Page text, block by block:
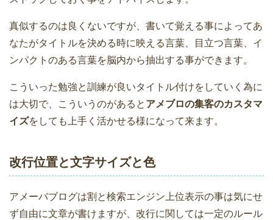
真似するのは良くないですが、書いて覚える事によってあ
なたがタイトルを決める時に映える言葉、目立つ言葉、イ
ンパクトのある言葉を脳内から抽出する事ができます。
こういった勉強と訓練が良いタイトル付けをしていく為に
は大切で、こういうのがあると アメブロの集客のカスタマ
イズをしても上手く活かせる様になって来ます。
改行位置と文字サイズと色
アメーバブログは割と検索エンジン上位表示の事は気にせ
ず自由に文章が書けますが、改行に関しては一定のルール